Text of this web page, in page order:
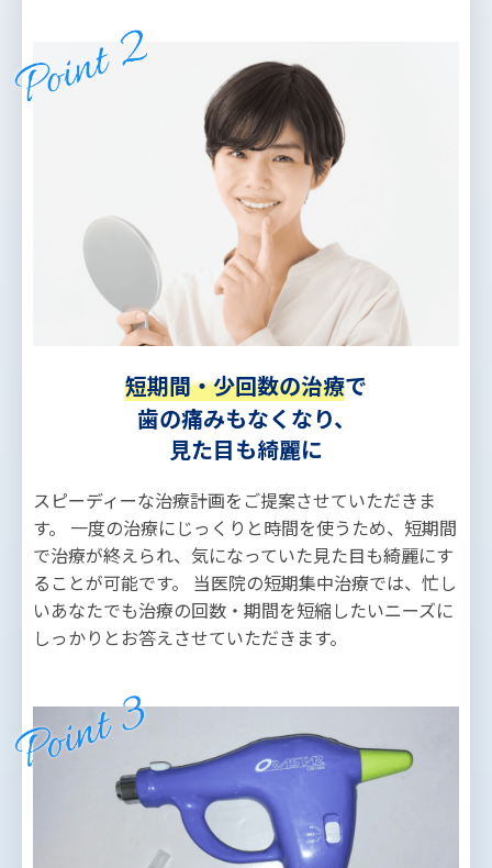
短期間・少回数の治療で
歯の痛みもなくなり、
見た目も綺麗に
スピーディーな治療計画をご提案させていただきま
す。 一度の治療にじっくりと時間を使うため、短期間
で治療が終えられ、気になっていた見た目も綺麗にす
ることが可能です。 当医院の短期集中治療では、忙し
いあなたでも治療の回数・期間を短縮したいニーズに
しっかりとお答えさせていただきます。